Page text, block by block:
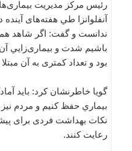
رئيس مركز مديريت
آنفلوانزا طي هفته‌های آينده
ندانست و گفت: اگر شاهد
باشيم شدت و بيماری‌زايي
بود و تعداد كمتری به آن
گويا خاطرنشان كرد: بايد
بيماري حفظ كنيم و مردم
نكات بهداشت فردی برای
رعايت كنند.